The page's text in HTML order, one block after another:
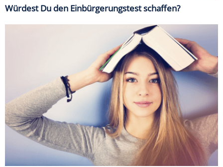
Würdest Du den Einbürgerungstest schaffen?